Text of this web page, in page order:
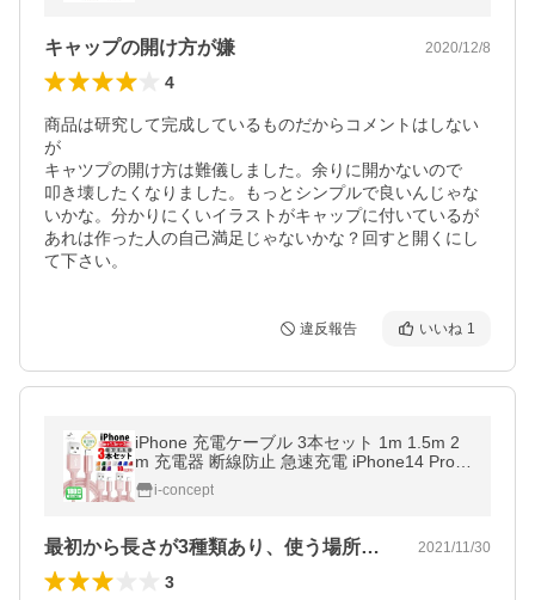
キャップの開け方が嫌 2020/12/8
4
商品は研究して完成しているものだからコメントはしない
が
キャツプの開け方は難儀しました。余りに開かないので
叩き壊したくなりました。もっとシンプルで良いんじゃな
いかな。分かりにくいイラストがキャップに付いているが
あれは作った人の自己満足じゃないかな？回すと開くにし
て下さい。
違反報告 いいね 1
iPhone 充電ケーブル 3本セット 1m 1.5m 2
m 充電器 断線防止 急速充電 iPhone14 Pro
Max iPhone13 iPhone12 アイフォン 送料無
料 planetcord 180日保証 セール
i-concept
最初から長さが3種類あり、使う場所で使… 2021/11/30
3